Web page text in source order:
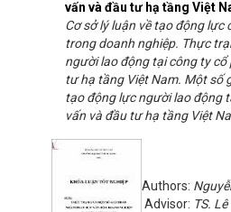
vấn và đầu tư hạ tầng Việt
Cơ sở lý luận về tạo động lực
trong doanh nghiệp. Thực
người lao động tại công ty
tư hạ tầng Việt Nam. Một số
tạo động lực người lao động
vấn và đầu tư hạ tầng Việt
Authors:
Advisor: TS.